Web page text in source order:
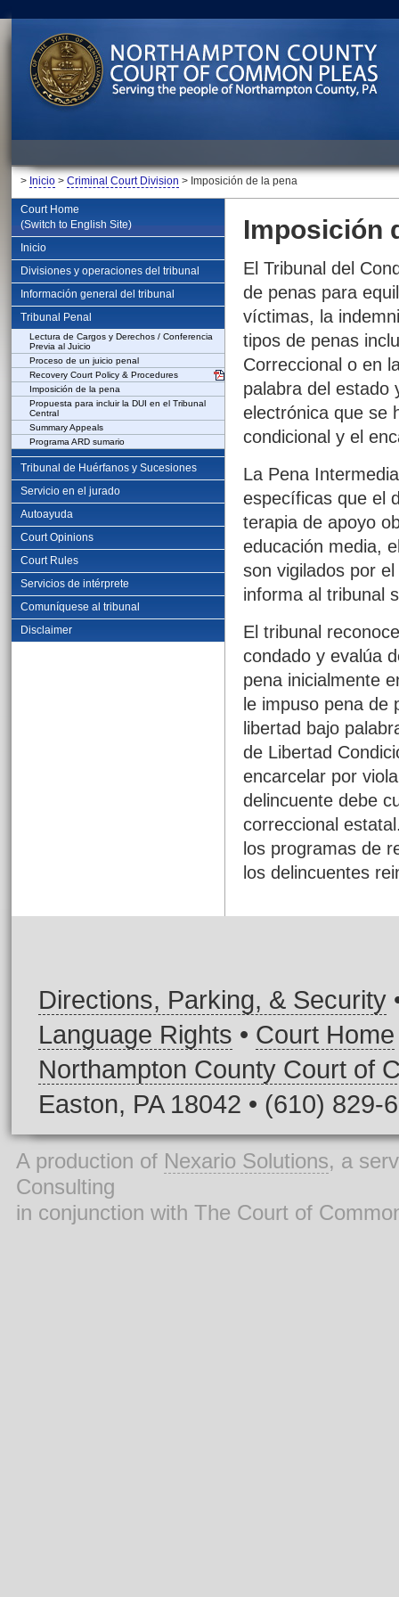
> Inicio > Criminal Court Division > Imposición de la pena
Court Home
(Switch to English Site)
Inicio
Divisiones y operaciones del tribunal
Información general del tribunal
Tribunal Penal
Lectura de Cargos y Derechos / Conferencia
Previa al Juicio
Proceso de un juicio penal
Recovery Court Policy & Procedures
Imposición de la pena
Propuesta para incluir la DUI en el Tribunal
Central
Summary Appeals
Programa ARD sumario
Tribunal de Huérfanos y Sucesiones
Servicio en el jurado
Autoayuda
Court Opinions
Court Rules
Servicios de intérprete
Comuníquese al tribunal
Disclaimer
Imposición
El Tribunal del
de penas para
víctimas, la
tipos de penas
Correccional o en
palabra del estado
electrónica que se
condicional y el
La Pena
específicas que el
terapia de apoyo
educación media,
son vigilados por
informa al tribunal
El tribunal
condado y evalúa
pena inicialmente
le impuso pena de
libertad bajo
de Libertad
encarcelar por
delincuente debe
correccional
los programas de
los delincuentes
Directions, Parking, & Security
Language Rights • Court Home
Northampton County Court of
Easton, PA 18042 • (610) 829-
A production of Nexario Solutions, a
Consulting
in conjunction with The Court of